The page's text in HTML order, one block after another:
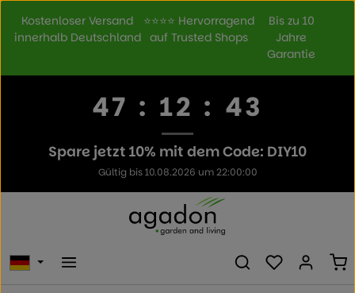
Zum Hauptinhalt springen
Kostenloser Versand
innerhalb Deutschland
⭐⭐⭐⭐ Hervorragend
auf Trusted Shops
Bis zu 10
Jahre
Garantie
47 : 12 : 43
Spare jetzt 10% mit dem Code: DIY10
Gültig bis 10.08.2026 um 22:00:00
Du hast 0